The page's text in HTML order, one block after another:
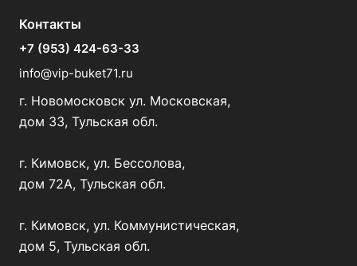
Контакты
+7 (953) 424-63-33
info@vip-buket71.ru
г. Новомосковск ул. Московская,
дом 33, Тульская обл.
г. Кимовск, ул. Бессолова,
дом 72А, Тульская обл.
г. Кимовск, ул. Коммунистическая,
дом 5, Тульская обл.